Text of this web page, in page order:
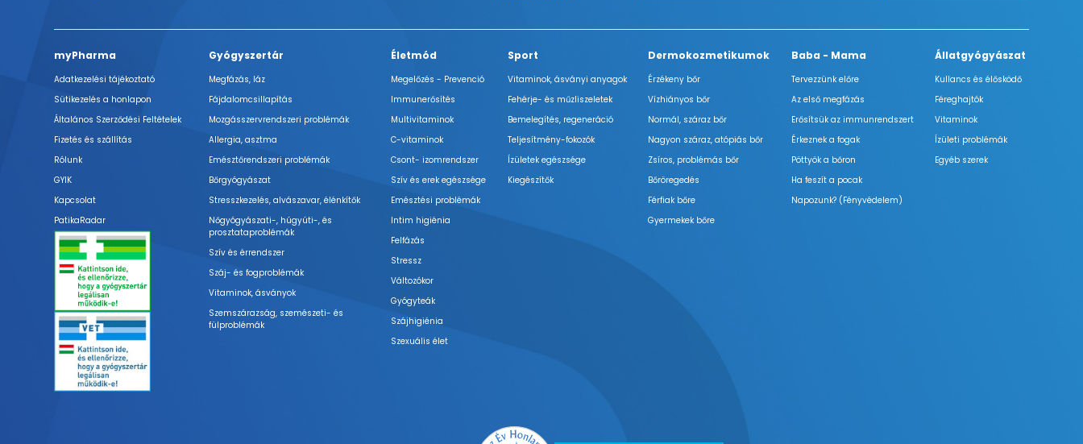
myPharma
Adatkezelési tájékoztató
Sütikezelés a honlapon
Általános Szerződési Feltételek
Fizetés és szállítás
Rólunk
GYIK
Kapcsolat
PatikaRadar
Gyógyszertár
Megfázás, láz
Fájdalomcsillapítás
Mozgásszervrendszeri problémák
Allergia, asztma
Emésztőrendszeri problémák
Bőrgyógyászat
Stresszkezelés, alvászavar, élénkítők
Nőgyógyászati-, húgyúti-, és
prosztataproblémák
Szív és érrendszer
Száj- és fogproblémák
Vitaminok, ásványok
Szemszárazság, szemészeti- és
fülproblémák
Életmód
Megelőzés - Prevenció
Immunerősítés
Multivitaminok
C-vitaminok
Csont- izomrendszer
Szív és erek egészsége
Emésztési problémák
Intim higiénia
Felfázás
Stressz
Változókor
Gyógyteák
Szájhigiénia
Szexuális élet
Sport
Vitaminok, ásványi anyagok
Fehérje- és műzliszeletek
Bemelegítés, regeneráció
Teljesítmény-fokozók
Ízületek egészsége
Kiegészítők
Dermokozmetikumok
Érzékeny bőr
Vízhiányos bőr
Normál, száraz bőr
Nagyon száraz, atópiás bőr
Zsíros, problémás bőr
Bőröregedés
Férfiak bőre
Gyermekek bőre
Baba - Mama
Tervezzünk előre
Az első megfázás
Erősítsük az immunrendszert
Érkeznek a fogak
Pöttyök a bőron
Ha feszít a pocak
Napozunk? (Fényvédelem)
Állatgyógyászat
Kullancs és élősködő
Féreghajtók
Vitaminok
Ízületi problémák
Egyéb szerek